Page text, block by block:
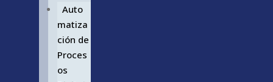
Auto
matiza
ción de
Proces
os